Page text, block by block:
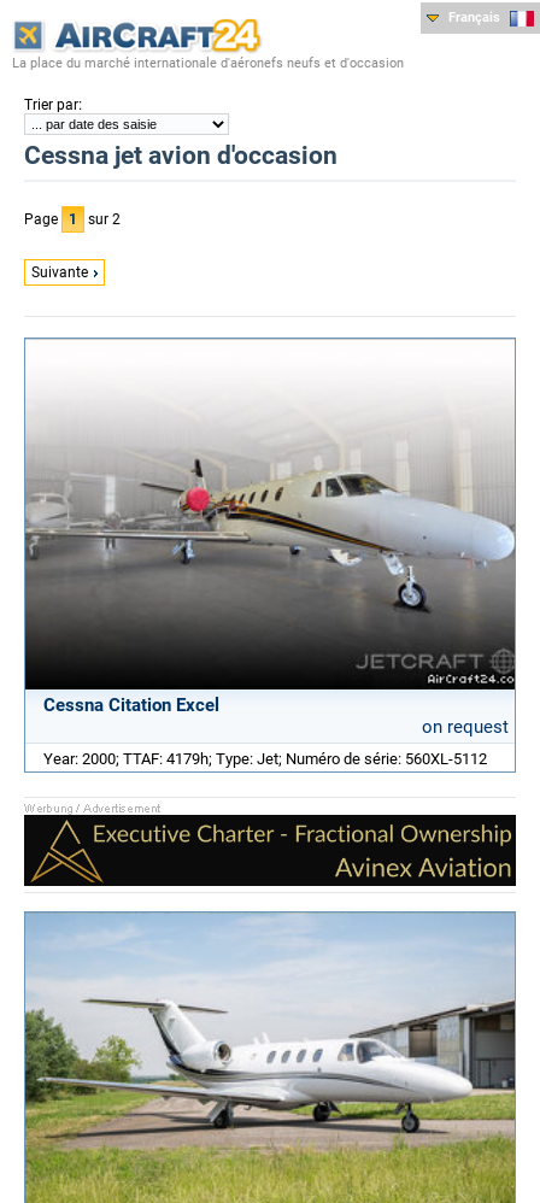
La place du marché internationale d'aéronefs neufs et d'occasion
Français
Trier par:
Cessna jet avion d'occasion
Page 1 sur 2
Suivante
Cessna Citation Excel
on request
Year: 2000; TTAF: 4179h; Type: Jet; Numéro de série: 560XL-5112